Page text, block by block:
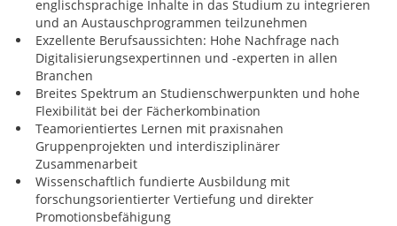
englischsprachige Inhalte in das Studium zu integrieren
und an Austauschprogrammen teilzunehmen
Exzellente Berufsaussichten: Hohe Nachfrage nach
Digitalisierungsexpertinnen und -experten in allen
Branchen
Breites Spektrum an Studienschwerpunkten und hohe
Flexibilität bei der Fächerkombination
Teamorientiertes Lernen mit praxisnahen
Gruppenprojekten und interdisziplinärer
Zusammenarbeit
Wissenschaftlich fundierte Ausbildung mit
forschungsorientierter Vertiefung und direkter
Promotionsbefähigung